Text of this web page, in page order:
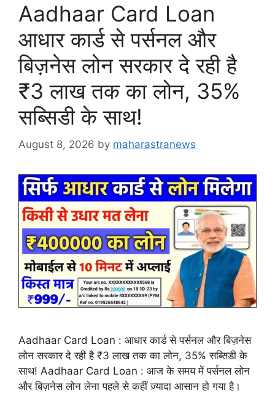
Aadhaar Card Loan
आधार कार्ड से पर्सनल और
बिज़नेस लोन सरकार दे रही है
₹3 लाख तक का लोन, 35%
सब्सिडी के साथ!
August 8, 2026 by maharastranews
Aadhaar Card Loan : आधार कार्ड से पर्सनल और बिज़नेस
लोन सरकार दे रही है ₹3 लाख तक का लोन, 35% सब्सिडी के
साथ! Aadhaar Card Loan : आज के समय में पर्सनल लोन
और बिज़नेस लोन लेना पहले से कहीं ज़्यादा आसान हो गया है।